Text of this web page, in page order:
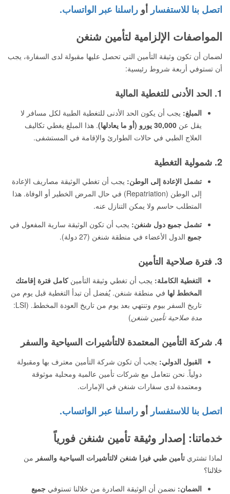
اتصل بنا للاستفسار أو راسلنا عبر الواتساب.
المواصفات الإلزامية لتأمين شنغن
لضمان أن تكون وثيقة التأمين التي تحصل عليها مقبولة لدى السفارة، يجب
أن تستوفي أربعة شروط رئيسية:
1. الحد الأدنى للتغطية المالية
المبلغ: يجب أن يكون الحد الأدنى للتغطية الطبية لكل مسافر لا
يقل عن 30,000 يورو (أو ما يعادلها)
. هذا المبلغ يغطي تكاليف
العلاج الطبي في حالات الطوارئ والإقامة في المستشفى.
2. شمولية التغطية
تشمل الإعادة إلى الوطن: يجب أن تغطي الوثيقة مصاريف الإعادة
إلى الوطن (Repatriation) في حال المرض الخطير أو الوفاة. هذا
المتطلب حاسم ولا يمكن التنازل عنه.
تشمل جميع دول شنغن: يجب أن تكون الوثيقة سارية المفعول في
جميع الدول الأعضاء في منطقة شنغن (27 دولة).
3. فترة صلاحية التأمين
التغطية الكاملة: يجب أن تغطي وثيقة التأمينكامل فترة إقامتك
المخطط لها في منطقة شنغن. يُفضل أن تبدأ التغطية قبل يوم من
تاريخ السفر بيوم وتنتهي بعد يوم من تاريخ العودة المخطط. (LSI:
مدة صلاحية تأمين شنغن)
4. شركة التأمين المعتمدة لالتأشيرات السياحية والسفر
القبول الدولي: يجب أن تكون شركة التأمين معترف بها ومقبولة
دولياً. نحن نتعامل مع شركات تأمين عالمية ومحلية موثوقة
ومعتمدة لدى سفارات شنغن في الإمارات.
اتصل بنا للاستفسار أو راسلنا عبر الواتساب.
خدماتنا: إصدار وثيقة تأمين شنغن فورياً
لماذا تشتري تأمين طبي فيزا شنغن لالتأشيرات السياحية والسفر من
خلالنا؟
الضمان: نضمن أن الوثيقة الصادرة من خلالنا تستوفي جميع